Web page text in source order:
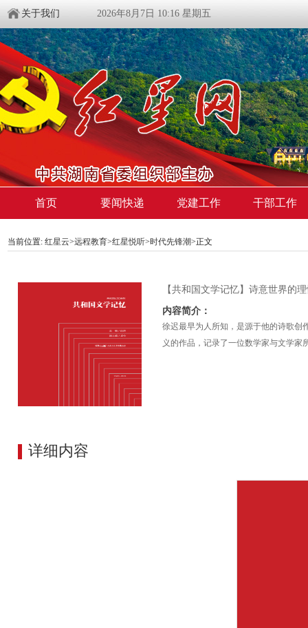
关于我们 2026年8月7日 10:16 星期五
首页 要闻快递 党建工作 干部工作
当前位置: 红星云>远程教育>红星悦听>时代先锋潮>正文
【共和国文学记忆】诗意世界
内容简介：
徐迟最早为人所知，是源于他的诗歌创
义的作品，记录了一位数学家与文学家
详细内容